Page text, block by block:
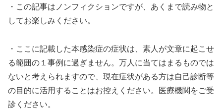
・この記事はノンフィクションですが、あくまで読み物と
してお楽しみください。
・ここに記載した本感染症の症状は、素人が文章に起こせ
る範囲の１事例に過ぎません。万人に当てはまるものでは
ないと考えられますので、現在症状がある方は自己診断等
の目的に活用することはお控えください。医療機関をご受
診ください。